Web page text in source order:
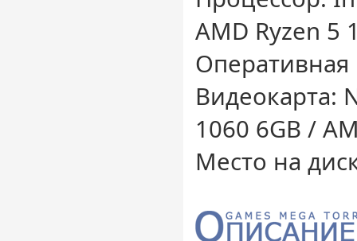
AMD Ryzen 5
Оперативная
Видеокарта:
1060 6GB /
Место на